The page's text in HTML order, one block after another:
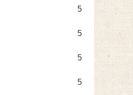
5
5
5
5